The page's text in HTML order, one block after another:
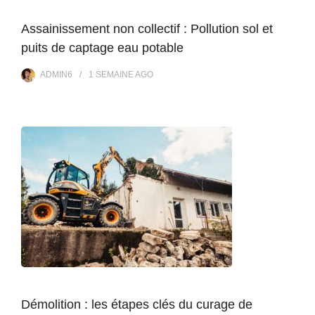
Assainissement non collectif : Pollution sol et
puits de captage eau potable
ADMIN6 1 SEMAINEAGO
Démolition : les étapes clés du curage de